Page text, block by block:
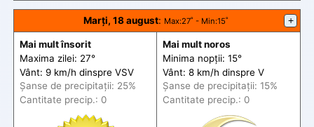
Marți, 18 august: Max:27˚ - Min:15˚ +
Mai mult însorit
Maxima zilei: 27°
Vânt: 9 km/h dinspre VSV
Șanse de precipitații: 25%
Cantitate precip.: 0
Mai mult noros
Minima nopții: 15°
Vânt: 8 km/h dinspre V
Șanse de precipitații: 15%
Cantitate precip.: 0